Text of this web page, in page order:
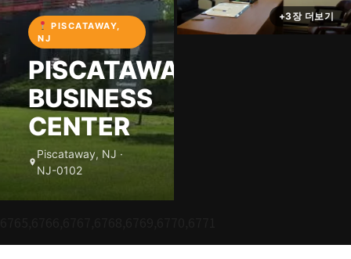
PISCATAWAY,
NJ
PISCATAWAY
BUSINESS
CENTER
Piscataway, NJ ·
NJ-0102
+3장 더보기